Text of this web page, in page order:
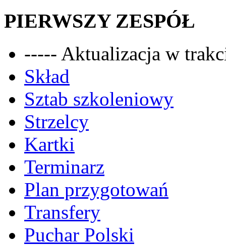
PIERWSZY ZESPÓŁ
----- Aktualizacja w
Skład
Sztab szkoleniowy
Strzelcy
Kartki
Terminarz
Plan przygotowań
Transfery
Puchar Polski